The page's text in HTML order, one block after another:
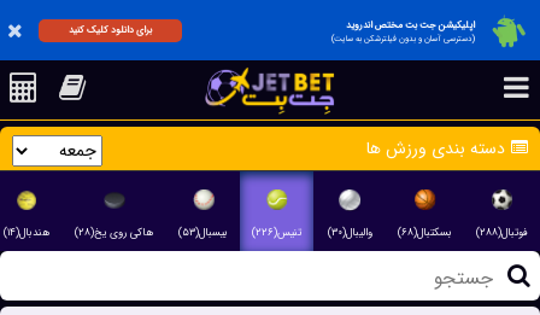
اپلیکیشن جت بت مختص اندروید
(دسترسی آسان و بدون فیلترشکن به سایت)
برای دانلود کلیک کنید
دسته بندی ورزش ها
فوتبال(۲۸۸) بسکتبال(۶۸) والیبال(۳۰) تنیس(۲۲۶) بیسبال(۵۳) هاکی روی یخ(۲۸) هندبال(۱۴)